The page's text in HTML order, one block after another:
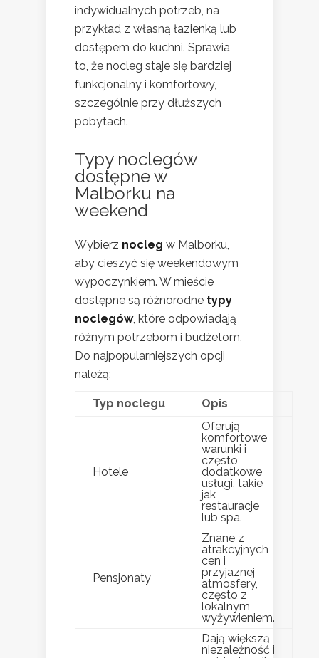
indywidualnych potrzeb, na
przykład z własną łazienką lub
dostępem do kuchni. Sprawia
to, że nocleg staje się bardziej
funkcjonalny i komfortowy,
szczególnie przy dłuższych
pobytach.
Typy noclegów
dostępne w
Malborku na
weekend
Wybierz nocleg w Malborku,
aby cieszyć się weekendowym
wypoczynkiem. W mieście
dostępne są różnorodne typy
noclegów, które odpowiadają
różnym potrzebom i budżetom.
Do najpopularniejszych opcji
należą:
Typ noclegu Opis
Hotele
Oferują
komfortowe
warunki i
często
dodatkowe
usługi, takie
jak
restauracje
lub spa.
Pensjonaty
Znane z
atrakcyjnych
cen i
przyjaznej
atmosfery,
często z
lokalnym
wyżywieniem.
Dają większą
niezależność i